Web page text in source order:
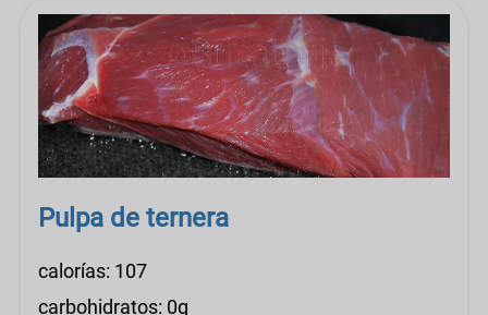
Pulpa de ternera
calorías: 107
carbohidratos: 0g